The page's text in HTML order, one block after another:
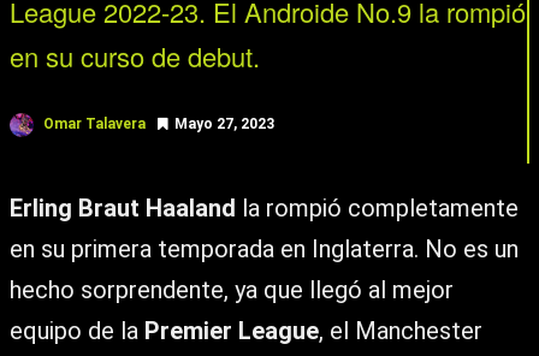
League 2022-23. El Androide No.9 la rompió
en su curso de debut.
Omar Talavera Mayo 27, 2023
Erling Braut Haaland la rompió completamente
en su primera temporada en Inglaterra. No es un
hecho sorprendente, ya que llegó al mejor
equipo de la Premier League, el Manchester